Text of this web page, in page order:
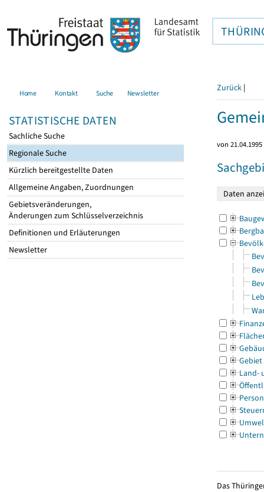
Home Kontakt Suche Newsletter
STATISTISCHE DATEN
Sachliche Suche
Regionale Suche
Kürzlich bereitgestellte Daten
Allgemeine Angaben, Zuordnungen
Gebietsveränderungen,
Änderungen zum Schlüsselverzeichnis
Definitionen und Erläuterungen
Newsletter
Zurück |
von
Gebiet
Land-
Das